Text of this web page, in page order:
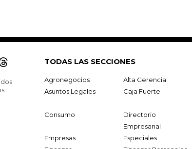
TODAS LAS SECCIONES
Agronegocios Alta Gerencia
Asuntos Legales
Caja Fuerte
Consumo
Directorio
Empresarial
Empresas Especiales